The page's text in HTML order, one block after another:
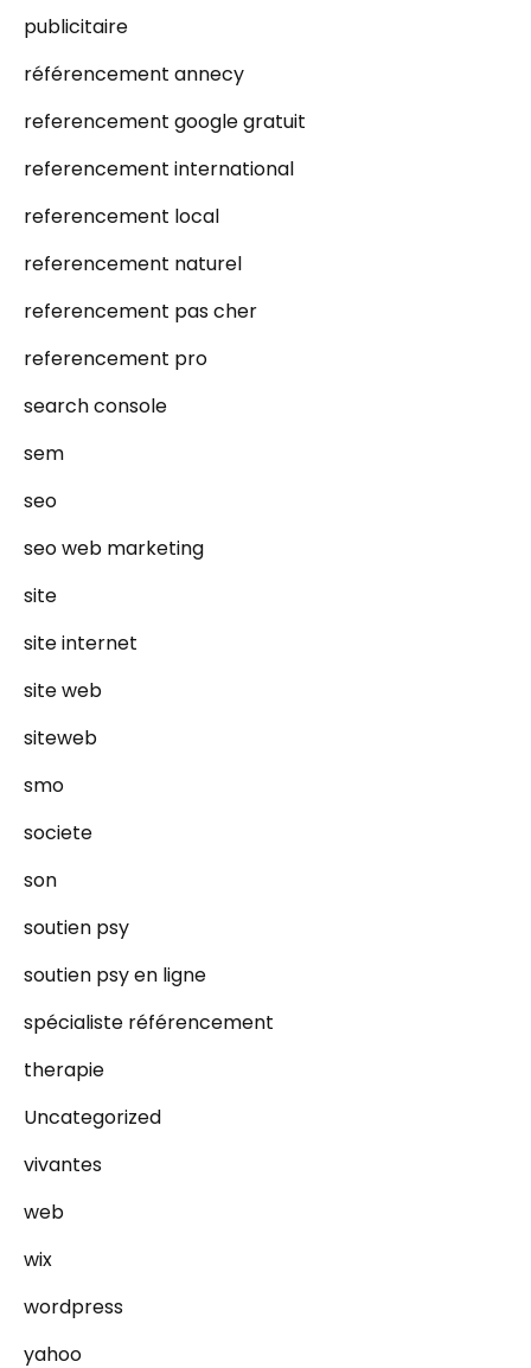
publicitaire
référencement annecy
referencement google gratuit
referencement international
referencement local
referencement naturel
referencement pas cher
referencement pro
search console
sem
seo
seo web marketing
site
site internet
site web
siteweb
smo
societe
son
soutien psy
soutien psy en ligne
spécialiste référencement
therapie
Uncategorized
vivantes
web
wix
wordpress
yahoo